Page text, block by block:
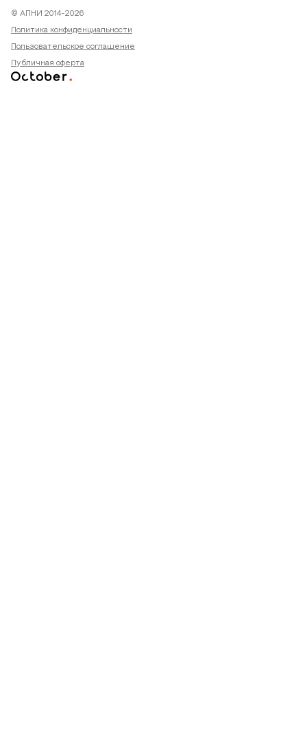
© АПНИ 2014-2026
Политика конфиденциальности
Пользовательское соглашение
Публичная оферта